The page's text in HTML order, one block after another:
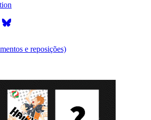
e reposições)